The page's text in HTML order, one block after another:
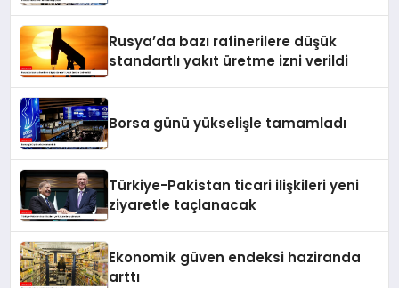
Rusya’da bazı rafinerilere düşük
standartlı yakıt üretme izni verildi
Borsa günü yükselişle tamamladı
Türkiye-Pakistan ticari ilişkileri yeni
ziyaretle taçlanacak
Ekonomik güven endeksi haziranda
arttı